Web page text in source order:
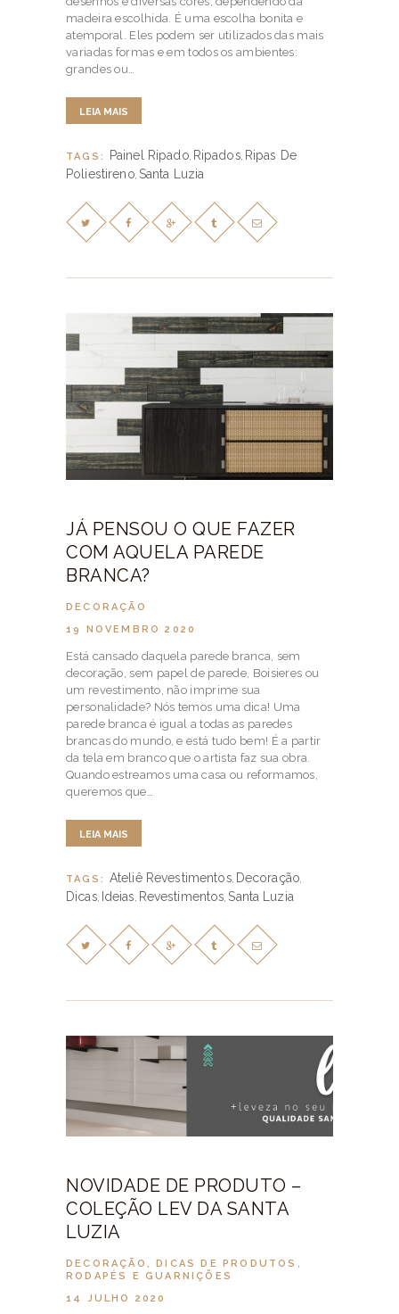
madeira escolhida. É uma escolha bonita e
atemporal. Eles podem ser utilizados das mais
variadas formas e em todos os ambientes:
grandes ou…
LEIA MAIS
TAGS: Painel Ripado, Ripados, Ripas De
Poliestireno, Santa Luzia
JÁ PENSOU O QUE FAZER
COM AQUELA PAREDE
BRANCA?
DECORAÇÃO
19 NOVEMBRO 2020
Está cansado daquela parede branca, sem
decoração, sem papel de parede, Boisieres ou
um revestimento, não imprime sua
personalidade? Nós temos uma dica! Uma
parede branca é igual a todas as paredes
brancas do mundo, e está tudo bem! É a partir
da tela em branco que o artista faz sua obra.
Quando estreamos uma casa ou reformamos,
queremos que…
LEIA MAIS
TAGS: Ateliê Revestimentos Decoração
Dicas Ideias Revestimentos Santa Luzia
NOVIDADE DE PRODUTO –
COLEÇÃO LEV DA SANTA
LUZIA
DECORAÇÃO , DICAS DE PRODUTOS ,
RODAPÉS E GUARNIÇÕES
14 JULHO 2020